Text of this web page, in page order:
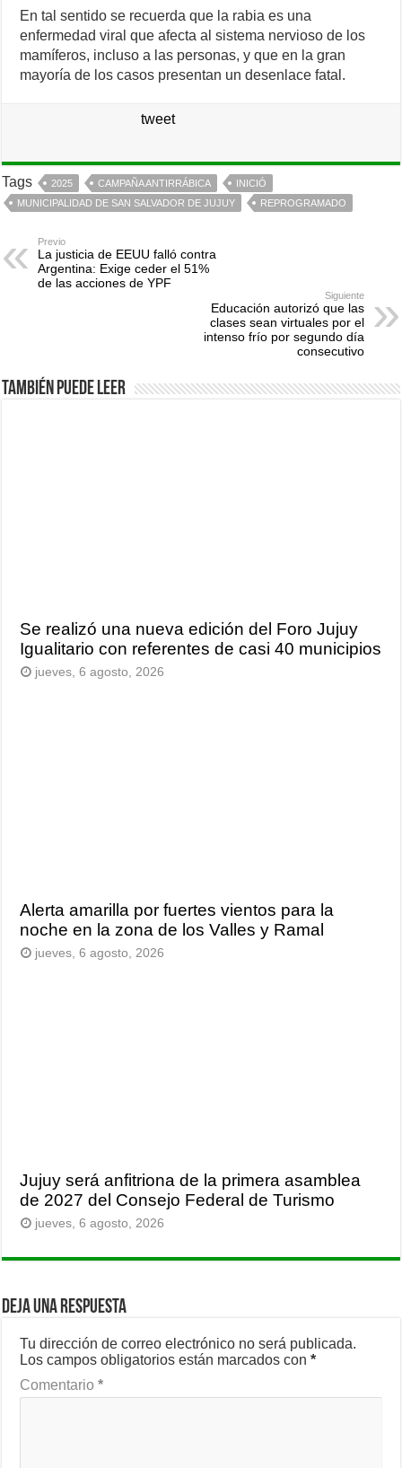
En tal sentido se recuerda que la rabia es una
enfermedad viral que afecta al sistema nervioso de los
mamíferos, incluso a las personas, y que en la gran
mayoría de los casos presentan un desenlace fatal.
tweet
Tags 2025 CAMPAÑA ANTIRRÁBICA
INICIÓ
MUNICIPALIDAD DE SAN SALVADOR DE JUJUY
REPROGRAMADO
Previo
La justicia de EEUU falló contra
Argentina: Exige ceder el 51%
de las acciones de YPF
Siguiente
Educación autorizó que las
clases sean virtuales por el
intenso frío por segundo día
consecutivo
También puede leer
Se realizó una nueva edición del Foro Jujuy
Igualitario con referentes de casi 40 municipios
jueves, 6 agosto, 2026
Alerta amarilla por fuertes vientos para la
noche en la zona de los Valles y Ramal
jueves, 6 agosto, 2026
Jujuy será anfitriona de la primera asamblea
de 2027 del Consejo Federal de Turismo
jueves, 6 agosto, 2026
Deja una respuesta
Tu dirección de correo electrónico no será publicada.
Los campos obligatorios están marcados con*
Comentario*